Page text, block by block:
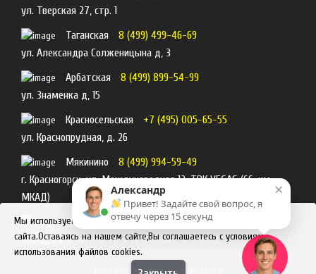
ул. Тверская 27, стр. 1
Таганская
8 (499) 499-46-69
ул. Александра Солженицына д, 3
Арбатская
8 (499) 899-54-99
ул. Знаменка д, 15
Красносельская
+7 (495) 005-65-55
ул. Краснопрудная, д. 26
Мякинино
8 (499) 994-59-49
г. Красногорск, ул. Международная 12, ТРК VEGAS (66-км
МКАД)
Домодедовская 8 (495) 055-29-99
МКАД, 24-й километр, 1 ТРК VEGAS, 4-й вход
Политика конфиденциальности
Мы используем файлы cookies для улучшения работы
сайта.Оставаясь на нашем сайте,Вы соглашаетесь с условиями
использования файлов cookies.
×
Александр
Привет! Задайте свой вопрос, я
отвечу через 15 секунд